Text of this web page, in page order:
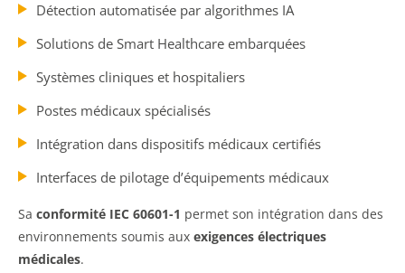
Détection automatisée par algorithmes IA
Solutions de Smart Healthcare embarquées
Systèmes cliniques et hospitaliers
Postes médicaux spécialisés
Intégration dans dispositifs médicaux certifiés
Interfaces de pilotage d’équipements médicaux
Sa conformité IEC 60601-1 permet son intégration dans des
environnements soumis aux exigences électriques
médicales.